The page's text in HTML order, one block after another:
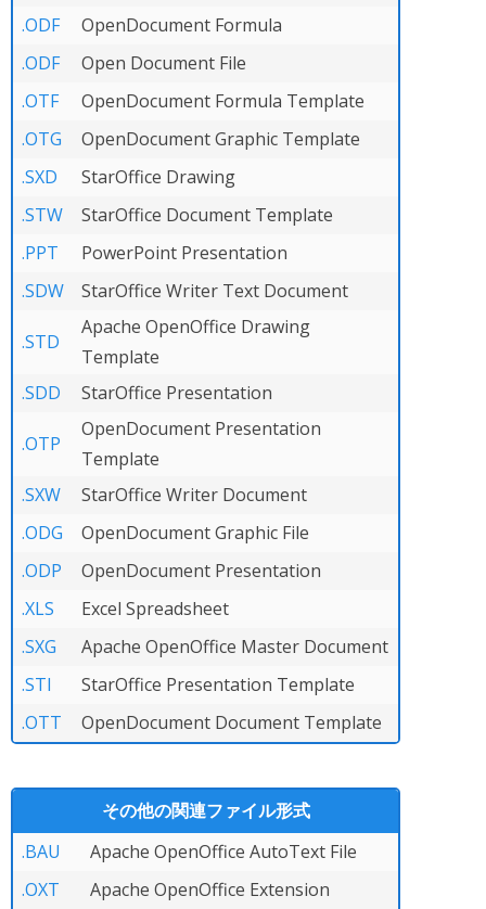
.ODF
OpenDocument Formula
.ODF
Open Document File
.OTF
OpenDocument Formula Template
.OTG
OpenDocument Graphic Template
.SXD
StarOffice Drawing
.STW
StarOffice Document Template
.PPT
PowerPoint Presentation
.SDW
StarOffice Writer Text Document
.STD
Apache OpenOffice Drawing
Template
.SDD
StarOffice Presentation
.OTP
OpenDocument Presentation
Template
.SXW
StarOffice Writer Document
.ODG
OpenDocument Graphic File
.ODP
OpenDocument Presentation
.XLS
Excel Spreadsheet
.SXG
Apache OpenOffice Master Document
.STI
StarOffice Presentation Template
.OTT
OpenDocument Document Template
その他の関連ファイル形式
.BAU
Apache OpenOffice AutoText File
.OXT
Apache OpenOffice Extension